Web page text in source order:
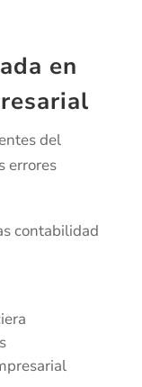
en
del
errores
contabilidad